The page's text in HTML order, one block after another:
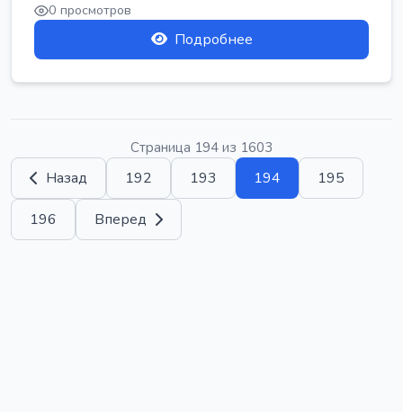
0 просмотров
Подробнее
Страница 194 из 1603
Назад 192 193 194 195
196 Вперед